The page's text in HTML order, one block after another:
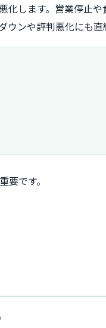
します。営業停止
ンや評判悪化にも直
です。